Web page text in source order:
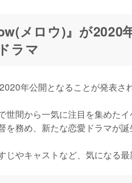
メロウ)』が2020
ラマ
年公開となることが発表さ
世間から一気に注目を集めた
を務め、新たな恋愛ドラマが誕
じやキャストなど、気になる